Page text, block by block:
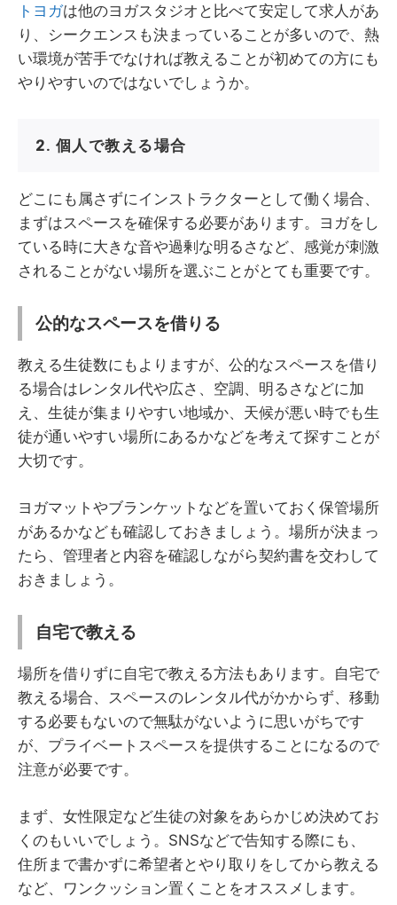
トヨガは他のヨガスタジオと比べて安定して求人があ
り、シークエンスも決まっていることが多いので、熱
い環境が苦手でなければ教えることが初めての方にも
やりやすいのではないでしょうか。
2. 個人で教える場合
どこにも属さずにインストラクターとして働く場合、
まずはスペースを確保する必要があります。ヨガをし
ている時に大きな音や過剰な明るさなど、感覚が刺激
されることがない場所を選ぶことがとても重要です。
公的なスペースを借りる
教える生徒数にもよりますが、公的なスペースを借り
る場合はレンタル代や広さ、空調、明るさなどに加
え、生徒が集まりやすい地域か、天候が悪い時でも生
徒が通いやすい場所にあるかなどを考えて探すことが
大切です。
ヨガマットやブランケットなどを置いておく保管場所
があるかなども確認しておきましょう。場所が決まっ
たら、管理者と内容を確認しながら契約書を交わして
おきましょう。
自宅で教える
場所を借りずに自宅で教える方法もあります。自宅で
教える場合、スペースのレンタル代がかからず、移動
する必要もないので無駄がないように思いがちです
が、プライベートスペースを提供することになるので
注意が必要です。
まず、女性限定など生徒の対象をあらかじめ決めてお
くのもいいでしょう。SNSなどで告知する際にも、
住所まで書かずに希望者とやり取りをしてから教える
など、ワンクッション置くことをオススメします。